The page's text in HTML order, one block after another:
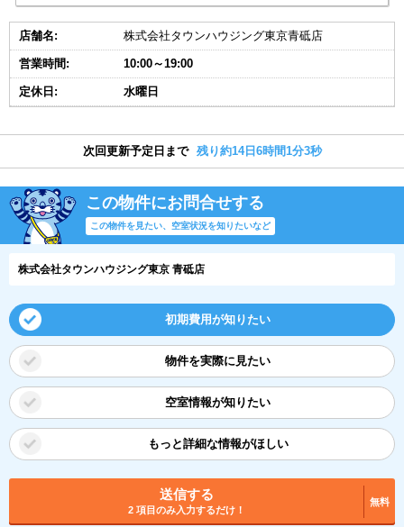
店舗名: 株式会社タウンハウジング東京青砥店
営業時間: 10:00～19:00
定休日: 水曜日
次回更新予定日まで 残り約14日6時間1分2秒
この物件にお問合せする
この物件を見たい、空室状況を知りたいなど
株式会社タウンハウジング東京 青砥店
初期費用が知りたい
物件を実際に見たい
空室情報が知りたい
もっと詳細な情報がほしい
送信する
2 項目のみ入力するだけ！
無料